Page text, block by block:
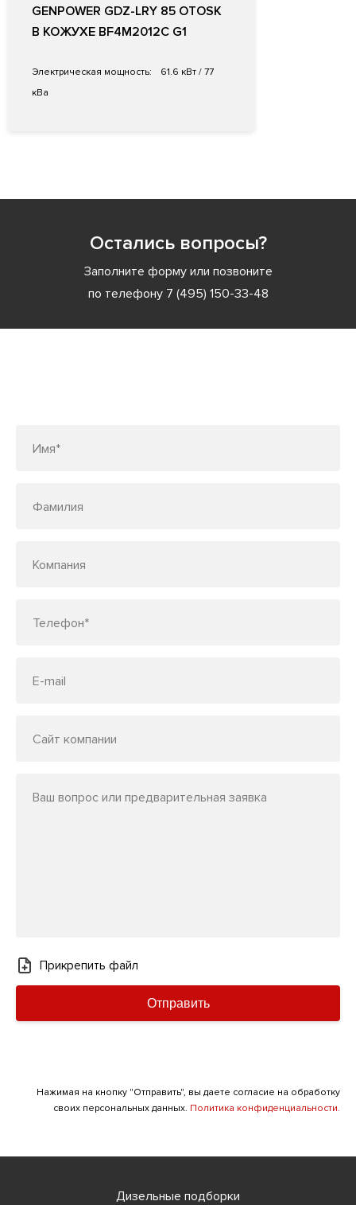
GENPOWER GDZ-LRY 85 OTOSK
В КОЖУХЕ BF4M2012C G1
Электрическая мощность:
61.6 кВт / 77
кВа
Остались вопросы?
Заполните форму или позвоните
по телефону 7 (495) 150-33-48
Имя*
Фамилия
Компания
Телефон*
E-mail
Сайт компании
Ваш вопрос или предварительная заявка
Прикрепить файл
Отправить
Нажимая на кнопку "Отправить", вы даете согласие на обработку
своих персональных данных. Политика конфиденциальности.
Дизельные подборки